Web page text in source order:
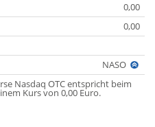
0,00
0,00
NASO
Nasdaq OTC entspricht beim
Kurs von 0,00 Euro.